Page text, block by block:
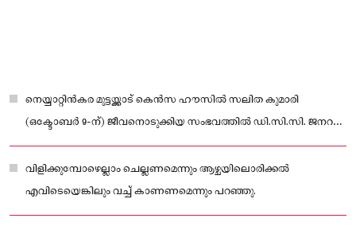
നെയ്യാറ്റിൻകര മുട്ടയ്ക്കാട് കെൻസ ഹൗസിൽ സലിത കുമാരി
(ഒക്ടോബർ 9-ന്) ജീവനൊടുക്കിയ സംഭവത്തിൽ ഡി.സി.സി. ജനറൽ
സെക്രട്ടറിയും കൗൺസിലറുമായ ജോസ് ഫ്രാങ്ക്ളിനെതിരെ ഗുരുതര
ആരോപണങ്ങളടങ്ങിയ ആത്മഹത്യാക്കുറിപ്പ് പുറത്ത്.
വിളിക്കുമ്പോഴെല്ലാം ചെല്ലണമെന്നും ആഴ്ചയിലൊരിക്കൽ
എവിടെയെങ്കിലും വച്ച് കാണണമെന്നും പറഞ്ഞു.